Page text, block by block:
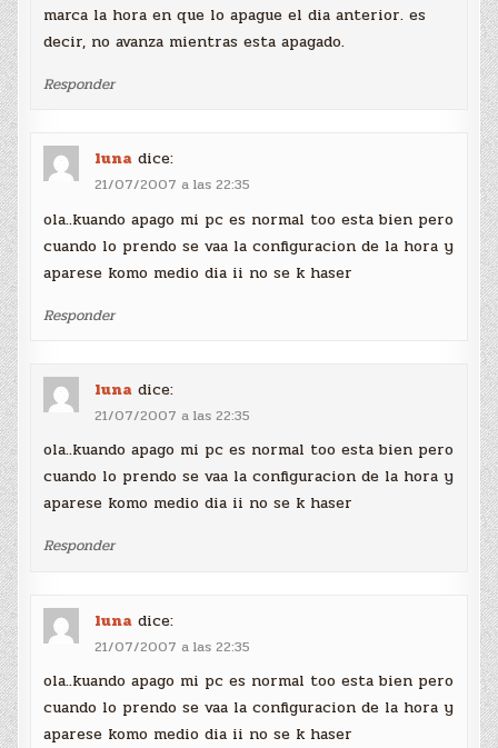
marca la hora en que lo apague el dia anterior. es
decir, no avanza mientras esta apagado.
Responder
luna dice:
21/07/2007 a las 22:35
ola..kuando apago mi pc es normal too esta bien pero
cuando lo prendo se vaa la configuracion de la hora y
aparese komo medio dia ii no se k haser
Responder
luna dice:
21/07/2007 a las 22:35
ola..kuando apago mi pc es normal too esta bien pero
cuando lo prendo se vaa la configuracion de la hora y
aparese komo medio dia ii no se k haser
Responder
luna dice:
21/07/2007 a las 22:35
ola..kuando apago mi pc es normal too esta bien pero
cuando lo prendo se vaa la configuracion de la hora y
aparese komo medio dia ii no se k haser